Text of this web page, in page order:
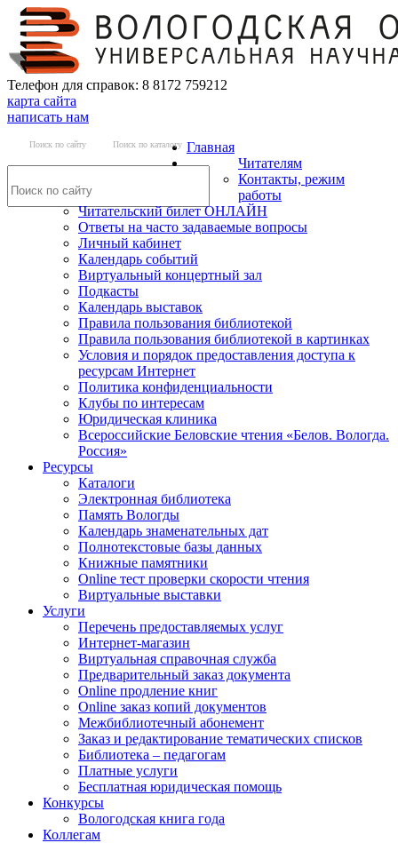
Телефон для справок: 8 8172 759212
карта сайта
написать нам
Поиск по сайту Поиск по каталогу Главная
Читателям
Контакты, режим
работы
Читательский билет ОНЛАЙН
Ответы на часто задаваемые вопросы
Личный кабинет
Календарь событий
Виртуальный концертный зал
Подкасты
Календарь выставок
Правила пользования библиотекой
Правила пользования библиотекой в картинках
Условия и порядок предоставления доступа к
ресурсам Интернет
Политика конфиденциальности
Клубы по интересам
Юридическая клиника
Всероссийские Беловские чтения «Белов. Вологда.
Россия»
Ресурсы
Каталоги
Электронная библиотека
Память Вологды
Календарь знаменательных дат
Полнотекстовые базы данных
Книжные памятники
Online тест проверки скорости чтения
Виртуальные выставки
Услуги
Перечень предоставляемых услуг
Интернет-магазин
Виртуальная справочная служба
Предварительный заказ документа
Online продление книг
Online заказ копий документов
Межбиблиотечный абонемент
Заказ и редактирование тематических списков
Библиотека – педагогам
Платные услуги
Бесплатная юридическая помощь
Конкурсы
Вологодская книга года
Коллегам